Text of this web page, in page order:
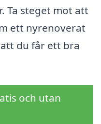
Ta steget mot att
ett nyrenoverat
du får ett bra
och utan